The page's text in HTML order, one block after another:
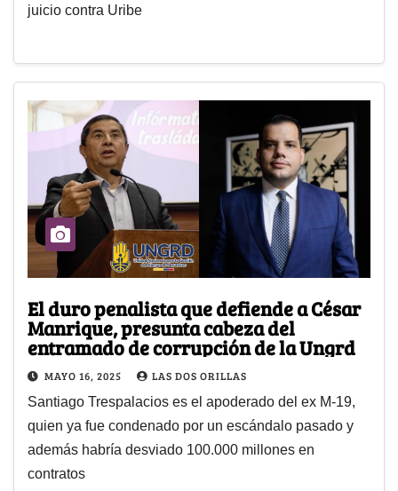
juicio contra Uribe
El duro penalista que defiende a César
Manrique, presunta cabeza del
entramado de corrupción de la Ungrd
MAYO 16, 2025 LAS DOS ORILLAS
Santiago Trespalacios es el apoderado del ex M-19,
quien ya fue condenado por un escándalo pasado y
además habría desviado 100.000 millones en
contratos